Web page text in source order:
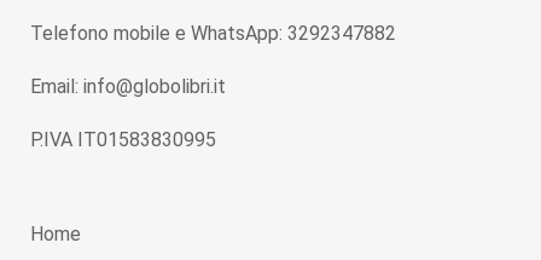
Telefono mobile e WhatsApp: 3292347882
Email: info@globolibri.it
P.IVA IT01583830995
Home